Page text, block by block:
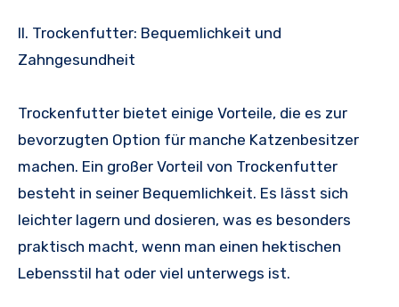
II. Trockenfutter: Bequemlichkeit und
Zahngesundheit
Trockenfutter bietet einige Vorteile, die es zur
bevorzugten Option für manche Katzenbesitzer
machen. Ein großer Vorteil von Trockenfutter
besteht in seiner Bequemlichkeit. Es lässt sich
leichter lagern und dosieren, was es besonders
praktisch macht, wenn man einen hektischen
Lebensstil hat oder viel unterwegs ist.